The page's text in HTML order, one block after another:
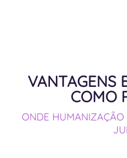
VANTAGENS
COMO
ONDE HUMANIZAÇÃO